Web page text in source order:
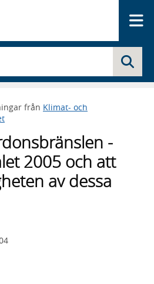
från Klimat- och
-
2005 och att
av dessa